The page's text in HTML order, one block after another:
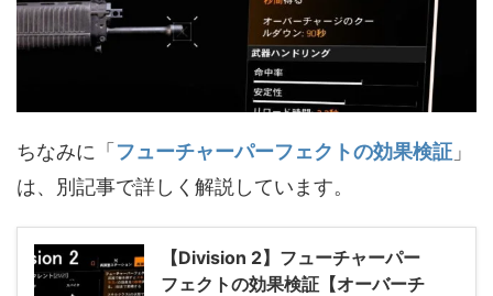
ちなみに「フューチャーパーフェクトの効果検証 」
は、別記事で詳しく解説しています。
【Division 2】フューチャーパー
フェクトの効果検証【オーバーチ